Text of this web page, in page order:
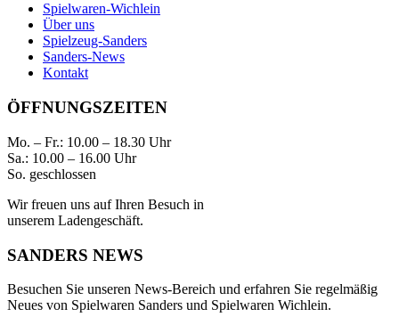
Spielwaren-Wichlein
Über uns
Spielzeug-Sanders
Sanders-News
Kontakt
ÖFFNUNGSZEITEN
Mo. – Fr.: 10.00 – 18.30 Uhr
Sa.: 10.00 – 16.00 Uhr
So. geschlossen
Wir freuen uns auf Ihren Besuch in
unserem Ladengeschäft.
SANDERS NEWS
Besuchen Sie unseren News-Bereich und erfahren Sie regelmäßig
Neues von Spielwaren Sanders und Spielwaren Wichlein.